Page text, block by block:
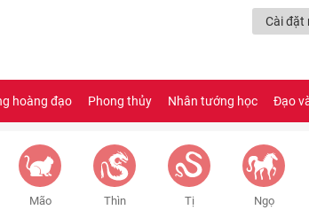
Cài đặt
hoàng đạo Phong thủy Nhân tướng học Đạo
Mão Thìn Tị Ngọ